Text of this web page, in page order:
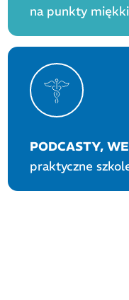
na punkty
PODCASTY,
praktyczne